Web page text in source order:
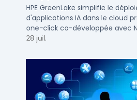
cloud privé
HPE GreenLake simplifie le
d'applications IA dans le cloud
one-click co-développée avec
de PME et ETI : performance et
28 juil.